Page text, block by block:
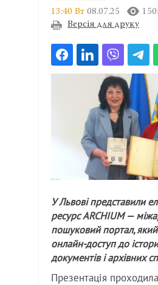
13:40 Вт 08.07.25
Версія для друку
У Львові представили
ресурс ARCHIUM —
пошуковий портал,
онлайн-доступ до
документів і архівних
Презентація